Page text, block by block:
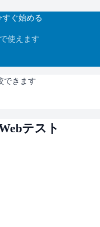
すぐ始める
使えます
できます
テスト